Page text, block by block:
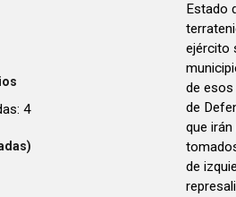
4
Estado
ejército
de
de
que
tomados por el
de